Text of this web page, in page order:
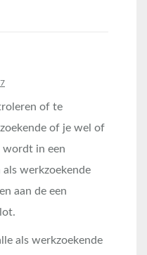
of te
of je wel of
wordt in een
werkzoekende
aan de een
als werkzoekende